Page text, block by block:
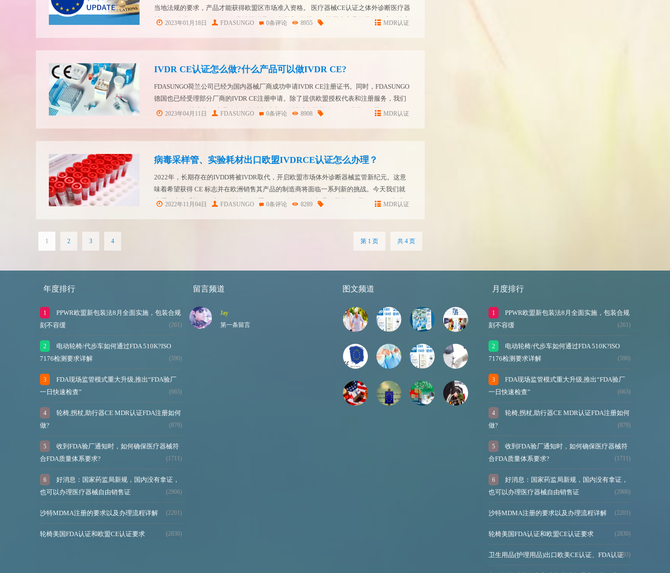
当地法规的要求，产品才能获得欧盟区市场准入资格。 医疗器械CE认证之体外诊断医疗器
械IVDR分类: IVDR 2017/746号法规附录VII中详定7条规则，按医疗产品的风险程度，将产
2023年01月18日 FDASUNGO 0条评论 8955 MDR认证
IVDR CE认证怎么做?什么产品可以做IVDR CE?
FDASUNGO荷兰公司已经为国内器械厂商成功申请IVDR CE注册证书。同时，FDASUNGO
德国也已经受理部分厂商的IVDR CE注册申请。除了提供欧盟授权代表和注册服务，我们
还提供IVDR技术文件编撰服务，帮助制造商全面规避合规风险。 1、哪些IVD属于Class A
2023年04月11日 FDASUNGO 0条评论 8908 MDR认证
病毒采样管、实验耗材出口欧盟IVDRCE认证怎么办理？
2022年，长期存在的IVDD将被IVDR取代，开启欧盟市场体外诊断器械监管新纪元。这意
味着希望获得 CE 标志并在欧洲销售其产品的制造商将面临一系列新的挑战。今天我们就
来看下病毒采样管、实验耗材出口欧盟IVDRCE认证怎么办理？哪些IVD属于Class A类呢？
2022年11月04日 FDASUNGO 0条评论 8289 MDR认证
第 1 页 共 4 页
1 2 3 4
年度排行
PPWR欧盟新包装法8月全面实施，包装合规
刻不容缓
(261)
电动轮椅/代步车如何通过FDA 510K?ISO
7176检测要求详解
(590)
FDA现场监管模式重大升级,推出“FDA验厂
一日快速检查”
(663)
轮椅,拐杖,助行器CE MDR认证FDA注册如何
做?
(879)
收到FDA验厂通知时，如何确保医疗器械符
合FDA质量体系要求?
(1711)
好消息：国家药监局新规，国内没有拿证，
也可以办理医疗器械自由销售证
(2906)
沙特MDMA注册的要求以及办理流程详解 (2201)
轮椅美国FDA认证和欧盟CE认证要求 (2830)
留言频道
Jay
第一条留言
图文频道 月度排行
PPWR欧盟新包装法8月全面实施，包装合规
刻不容缓
(261)
电动轮椅/代步车如何通过FDA 510K?ISO
7176检测要求详解
(590)
FDA现场监管模式重大升级,推出“FDA验厂
一日快速检查”
(663)
轮椅,拐杖,助行器CE MDR认证FDA注册如何
做?
(879)
收到FDA验厂通知时，如何确保医疗器械符
合FDA质量体系要求?
(1711)
好消息：国家药监局新规，国内没有拿证，
也可以办理医疗器械自由销售证
(2906)
沙特MDMA注册的要求以及办理流程详解 (2201)
轮椅美国FDA认证和欧盟CE认证要求 (2830)
卫生用品(护理用品)出口欧美CE认证、FDA认证(2693)